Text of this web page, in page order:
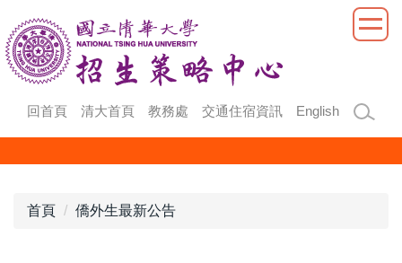
到
主
要
回首頁 清大首頁 教務處 交通住宿資訊 English
首頁 僑外生最新公告